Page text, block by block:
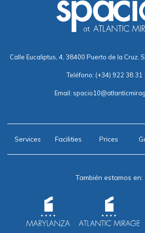
Calle Eucaliptus, 4, 38400 Puerto de la Cruz,
Teléfono: (+34) 922 38 31
Email:
Services Facilities Prices
También estamos en: